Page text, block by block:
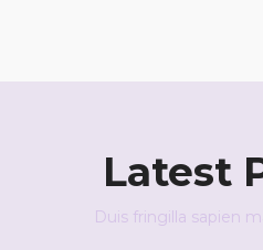
Latest
Duis fringilla sapien